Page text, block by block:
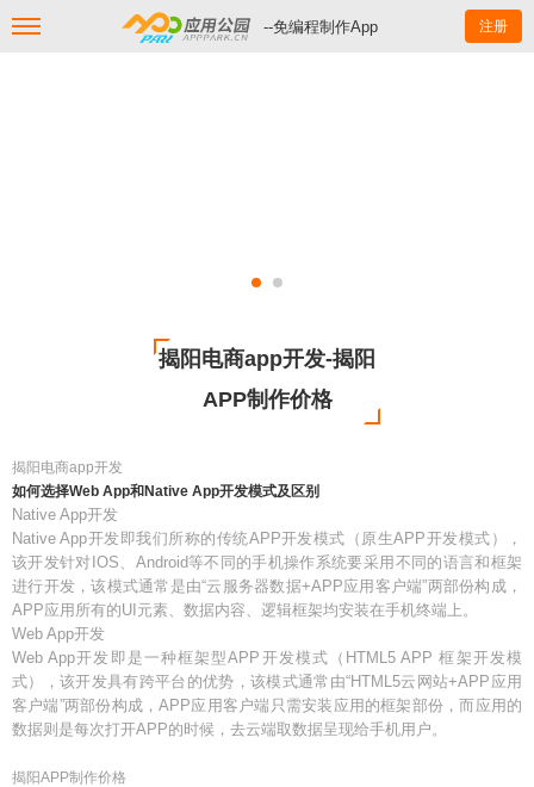
--免编程制作App 注册
揭阳电商app开发-揭阳
APP制作价格
揭阳电商app开发
如何选择Web App和Native App开发模式及区别
Native App开发
Native App开发即我们所称的传统APP开发模式（原生APP开发模式），
该开发针对IOS、Android等不同的手机操作系统要采用不同的语言和框架
进行开发，该模式通常是由“云服务器数据+APP应用客户端”两部份构成，
APP应用所有的UI元素、数据内容、逻辑框架均安装在手机终端上。
Web App开发
Web App开发即是一种框架型APP开发模式（HTML5 APP 框架开发模
式），该开发具有跨平台的优势，该模式通常由“HTML5云网站+APP应用
客户端”两部份构成，APP应用客户端只需安装应用的框架部份，而应用的
数据则是每次打开APP的时候，去云端取数据呈现给手机用户。
揭阳APP制作价格